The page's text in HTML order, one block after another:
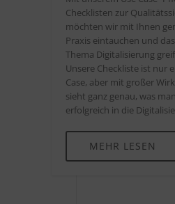
Checklisten zur
möchten wir mit Ihnen
Praxis eintauchen und
Thema Digitalisierung
Unsere Checkliste ist nur
Case, aber mit großer
sieht ganz genau, was
erfolgreich in die
MEHR LESEN